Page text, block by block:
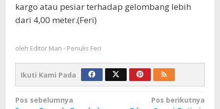
kargo atau pesiar terhadap gelombang lebih
dari 4,00 meter.(Feri)
oleh Editor Man - Penulis Feri
Ikuti Kami Pada
Navigasi
Pos sebelumnya
Pos berikutnya